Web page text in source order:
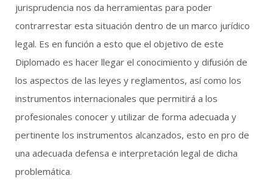
jurisprudencia nos da herramientas para poder
contrarrestar esta situación dentro de un marco jurídico
legal. Es en función a esto que el objetivo de este
Diplomado es hacer llegar el conocimiento y difusión de
los aspectos de las leyes y reglamentos, así como los
instrumentos internacionales que permitirá a los
profesionales conocer y utilizar de forma adecuada y
pertinente los instrumentos alcanzados, esto en pro de
una adecuada defensa e interpretación legal de dicha
problemática.